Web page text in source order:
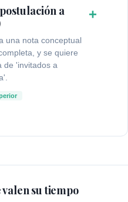
a
una nota conceptual
y se quiere
de 'invitados a
+
su tiempo